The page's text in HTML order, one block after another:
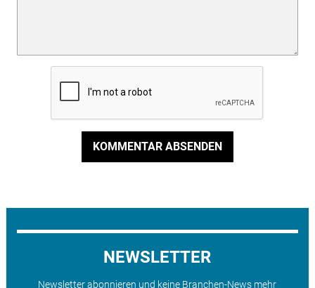
KOMMENTAR ABSENDEN
NEWSLETTER
Newsletter abonnieren und keine Branchen-News mehr